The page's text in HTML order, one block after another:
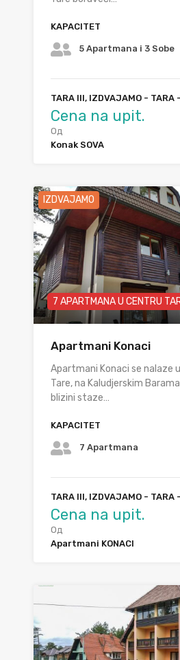
KAPACITET
5 Apartmana i 3 Sobe
TARA III, IZDVAJAMO - TARA
Cena na upit.
Од
Konak SOVA
IZDVAJAMO
7 APARTMANA U CENTRU
Apartmani Konaci
Apartmani Konaci se nalaze
Tare, na Kaludjerskim
blizini staze…
KAPACITET
7 Apartmana
TARA III, IZDVAJAMO - TARA
Cena na upit.
Од
Apartmani KONACI